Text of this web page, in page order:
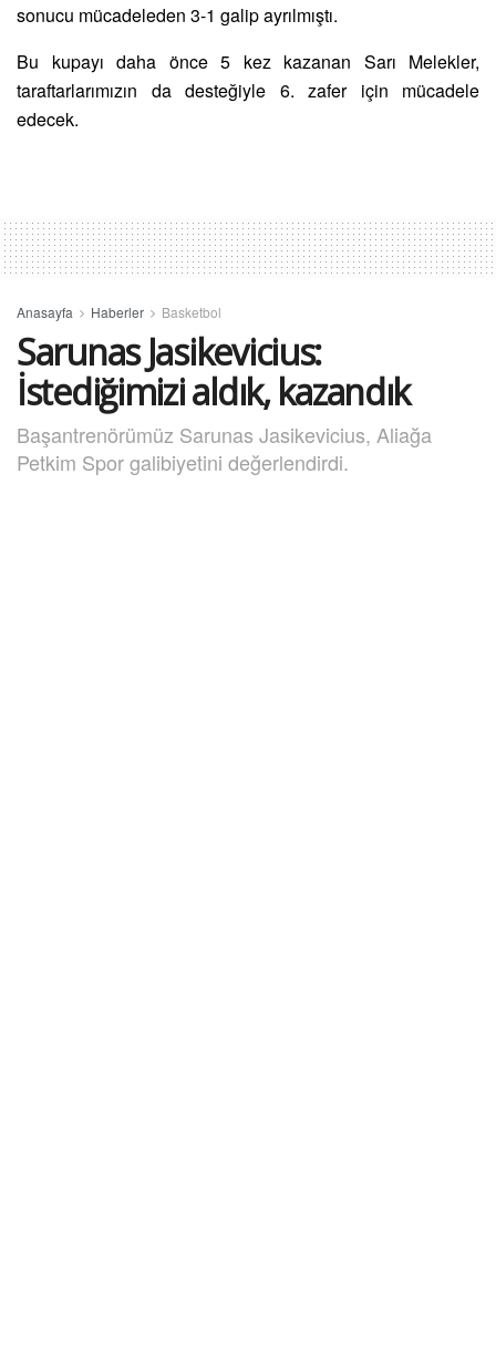
sonucu mücadeleden 3-1 galip ayrılmıştı.
Bu kupayı daha önce 5 kez kazanan Sarı Melekler,
taraftarlarımızın da desteğiyle 6. zafer için mücadele
edecek.
Anasayfa Haberler Basketbol
Sarunas Jasikevicius:
İstediğimizi aldık, kazandık
Başantrenörümüz Sarunas Jasikevicius, Aliağa
Petkim Spor galibiyetini değerlendirdi.